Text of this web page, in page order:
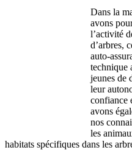
Dans la
avons
l’activité
d’arbres,
auto-
technique
jeunes de
leur
confiance
avons
nos
les
habitats spécifiques dans les